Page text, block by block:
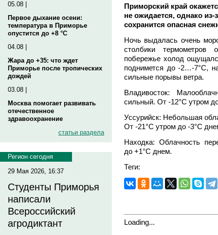
05.08 |
Первое дыхание осени:
температура в Приморье
опустится до +8 °C
04.08 |
Жара до +35: что ждет
Приморье после тропических
дождей
03.08 |
Москва помогает развивать
отечественное
здравоохранение
статьи раздела
Регион сегодня
29 Мая 2026, 16:37
Студенты Приморья
написали
Всероссийский
агродиктант
Приморский край
не ожидается, однако
сохранится опасная
Ночь выдалась очень
столбики
побережье холод
поднимется до -2…-7°C,
сильные порывы ветра.
Владивосток:
сильный. От -12°C утром
Уссурийск: Небольшая
От -21°C утром до -3°C
Находка: Облачность
до +1°C днем.
Теги:
Loading...